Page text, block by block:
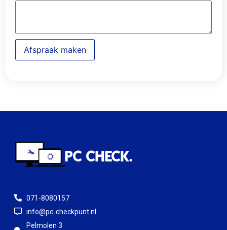
Afspraak maken
071-8080157
info@pc-checkpunt.nl
Pelmolen 3